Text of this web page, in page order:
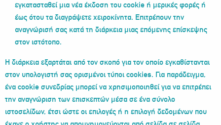
εγκατασταθεί μια νέα έκδοση του cookie ή μερικές φορές ή
έως ότου τα διαγράψετε χειροκίνητα. Επιτρέπουν την
αναγνώρισή σας κατά τη διάρκεια μιας επόμενης επίσκεψης
στον ιστότοπο.
Η διάρκεια εξαρτάται από τον σκοπό για τον οποίο εγκαθίστανται
στον υπολογιστή σας ορισμένοι τύποι cookies. Για παράδειγμα,
ένα cookie συνεδρίας μπορεί να χρησιμοποιηθεί για να επιτρέπει
την αναγνώριση των επισκεπτών μέσα σε ένα σύνολο
ιστοσελίδων, έτσι ώστε οι επιλογές ή η επιλογή δεδομένων που